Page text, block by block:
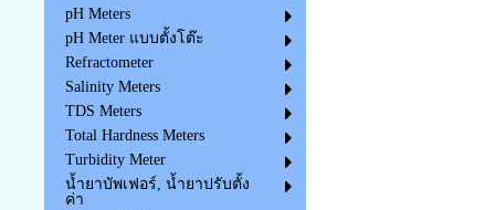
pH Meters
pH Meter แบบตั้งโต๊ะ
Refractometer
Salinity Meters
TDS Meters
Total Hardness Meters
Turbidity Meter
น้ำยาบัพเฟอร์, น้ำยาปรับตั้ง
ค่า